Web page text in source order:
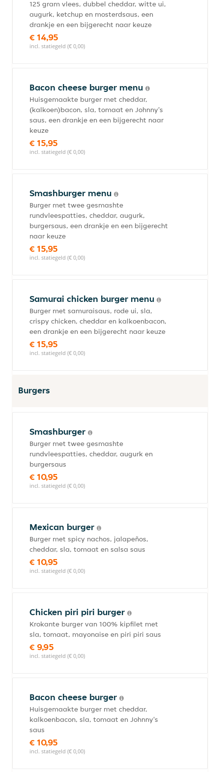
125 gram vlees, dubbel cheddar, witte ui,
augurk, ketchup en mosterdsaus, een
drankje en een bijgerecht naar keuze
€ 14,95
incl. statiegeld (€ 0,00)
Bacon cheese burger menu
Huisgemaakte burger met cheddar,
(kalkoen)bacon, sla, tomaat en Johnny's
saus, een drankje en een bijgerecht naar
keuze
€ 15,95
incl. statiegeld (€ 0,00)
Smashburger menu
Burger met twee gesmashte
rundvleespatties, cheddar, augurk,
burgersaus, een drankje en een bijgerecht
naar keuze
€ 15,95
incl. statiegeld (€ 0,00)
Samurai chicken burger menu
Burger met samuraisaus, rode ui, sla,
crispy chicken, cheddar en kalkoenbacon,
een drankje en een bijgerecht naar keuze
€ 15,95
incl. statiegeld (€ 0,00)
Burgers
Smashburger
Burger met twee gesmashte
rundvleespatties, cheddar, augurk en
burgersaus
€ 10,95
incl. statiegeld (€ 0,00)
Mexican burger
Burger met spicy nachos, jalapeños,
cheddar, sla, tomaat en salsa saus
€ 10,95
incl. statiegeld (€ 0,00)
Chicken piri piri burger
Krokante burger van 100% kipfilet met
sla, tomaat, mayonaise en piri piri saus
€ 9,95
incl. statiegeld (€ 0,00)
Bacon cheese burger
Huisgemaakte burger met cheddar,
kalkoenbacon, sla, tomaat en Johnny's
saus
€ 10,95
incl. statiegeld (€ 0,00)